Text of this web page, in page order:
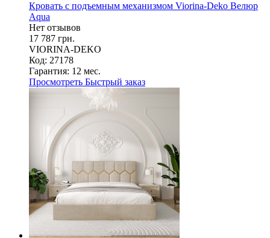
Кровать с подъемным механизмом Viorina-Deko Велюр
Aqua
Нет отзывов
17 787 грн.
VIORINA-DEKO
Код: 27178
Гарантия: 12 мес.
Просмотреть Быстрый заказ